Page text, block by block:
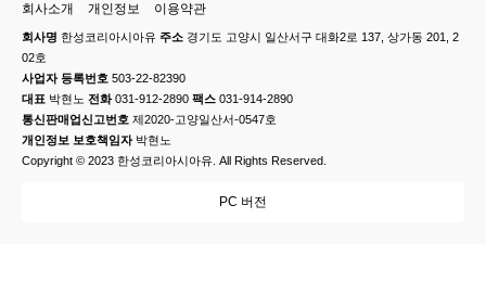
회사소개 개인정보 이용약관
회사명 한성코리아시아유 주소 경기도 고양시 일산서구 대화2로 137, 상가동 201, 2
02호
사업자 등록번호 503-22-82390
대표 박현노 전화031-912-2890 팩스 031-914-2890
통신판매업신고번호 제2020-고양일산서-0547호
개인정보 보호책임자박현노
Copyright © 2023 한성코리아시아유. All Rights Reserved.
PC 버전